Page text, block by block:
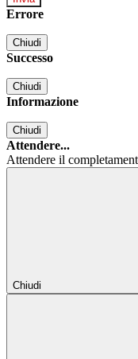
Errore
Chiudi
Successo
Chiudi
Informazione
Chiudi
Attendere...
Attendere il
Chiudi